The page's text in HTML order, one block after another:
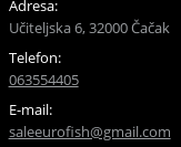
Adresa:
Učiteljska 6, 32000 Čačak
Telefon:
063554405
E-mail:
saleeurofish@gmail.com